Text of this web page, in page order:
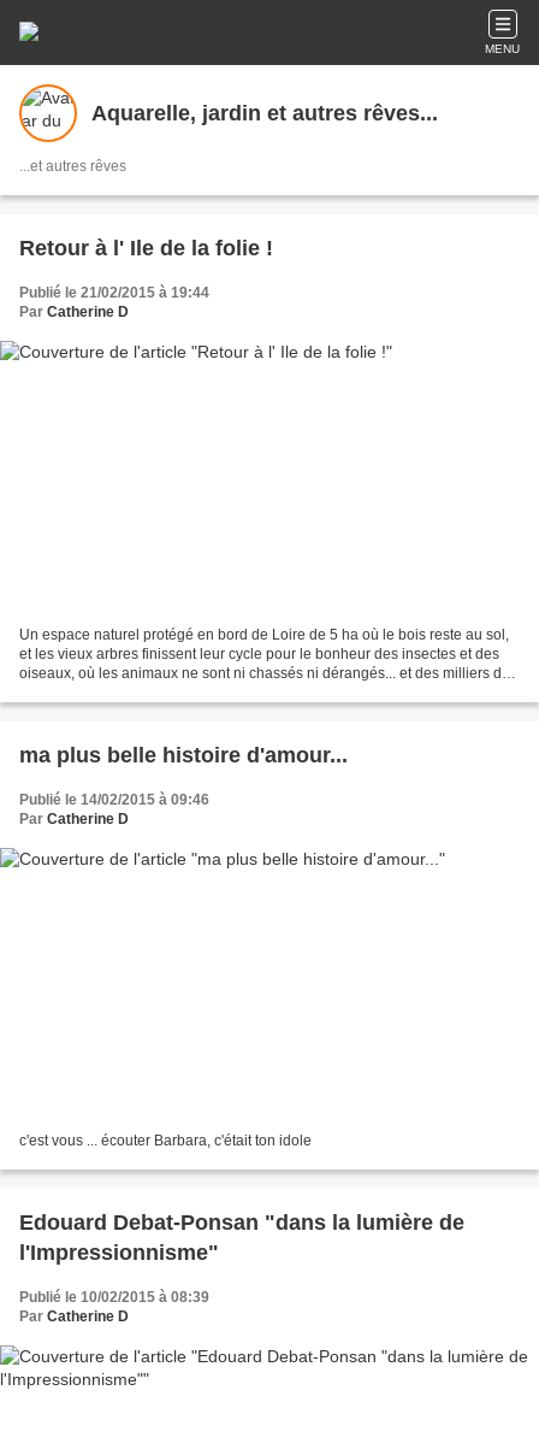
MENU
Aquarelle, jardin et autres rêves...
...et autres rêves
Retour à l' Ile de la folie !
Publié le 21/02/2015 à 19:44
Par Catherine D
Un espace naturel protégé en bord de Loire de 5 ha où le bois reste au sol,
et les vieux arbres finissent leur cycle pour le bonheur des insectes et des
oiseaux, où les animaux ne sont ni chassés ni dérangés... et des milliers de
ma plus belle histoire d'amour...
Publié le 14/02/2015 à 09:46
Par Catherine D
c'est vous ... écouter Barbara, c'était ton idole
Edouard Debat-Ponsan "dans la lumière de
l'Impressionnisme"
Publié le 10/02/2015 à 08:39
Par Catherine D